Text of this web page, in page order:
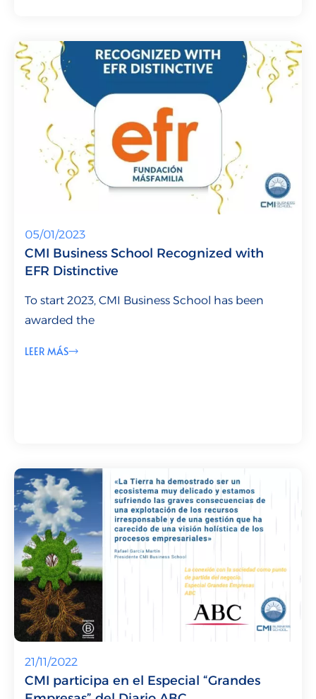
05/01/2023
CMI Business School Recognized with
EFR Distinctive
To start 2023, CMI Business School has been
awarded the
LEER MÁS
21/11/2022
CMI participa en el Especial “Grandes